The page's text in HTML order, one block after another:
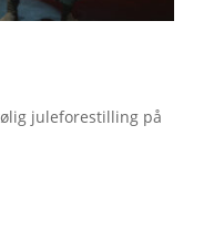
juleforestilling på